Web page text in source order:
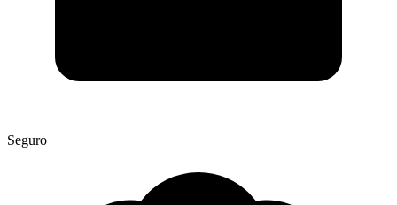
Seguro